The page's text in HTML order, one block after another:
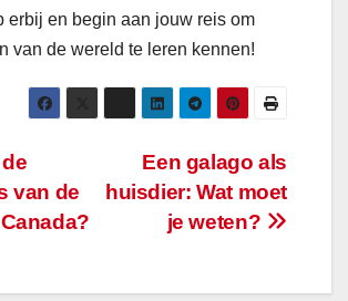
erbij en begin aan jouw reis om
van de wereld te leren kennen!
Een galago als
huisdier: Wat moet
je weten?
van de